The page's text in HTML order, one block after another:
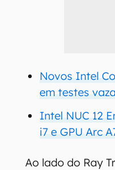
Novos Intel
em testes
Intel NUC 12
i7 e GPU Arc
Ao lado do Ray